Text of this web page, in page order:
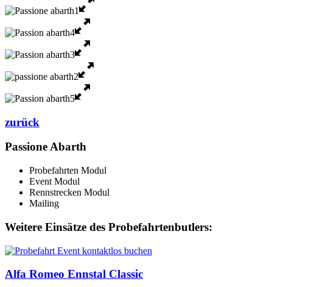
zurück
Passione Abarth
Probefahrten Modul
Event Modul
Rennstrecken Modul
Mailing
Weitere Einsätze des Probefahrtenbutlers:
Alfa Romeo Ennstal Classic